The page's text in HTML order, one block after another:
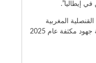
إيطاليا”.
القنصلية المغربية
مكثفة عام 2025